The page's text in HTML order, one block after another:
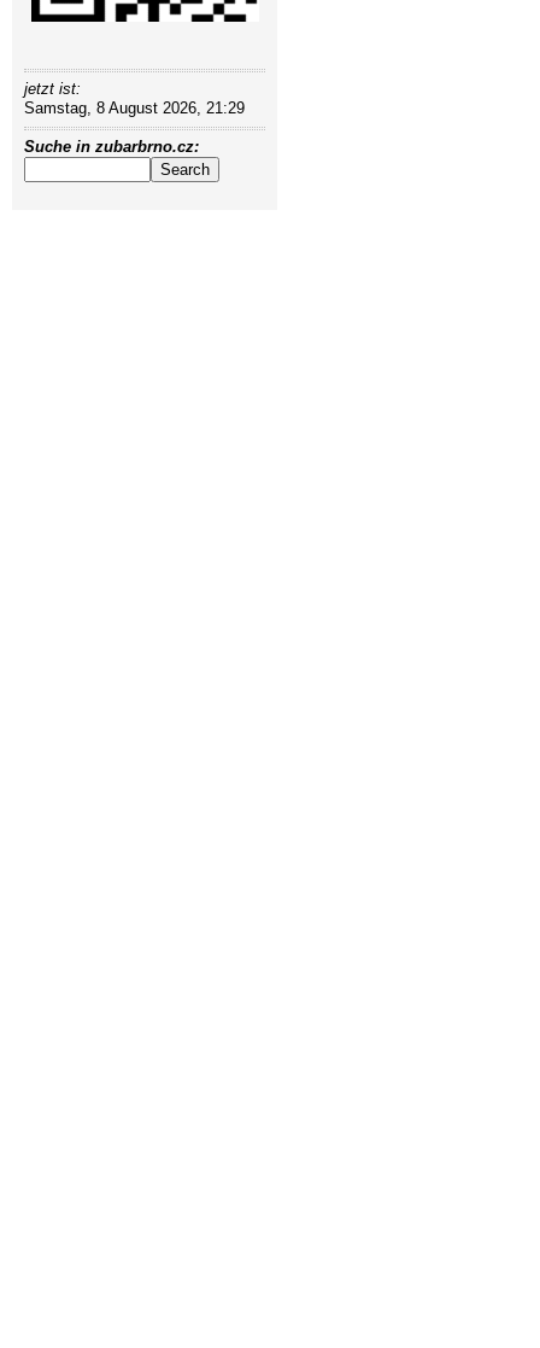
jetzt ist:
Samstag, 8 August 2026, 21:29
Suche in zubarbrno.cz: